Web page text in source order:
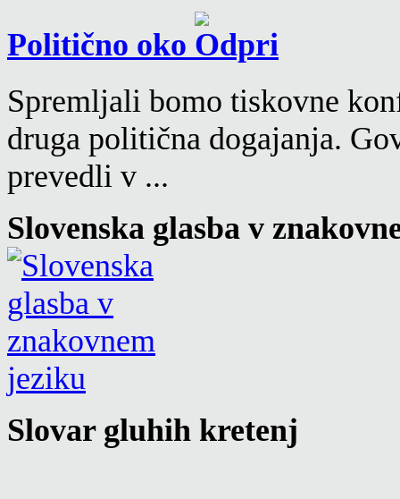
Politično oko
Spremljali bomo tiskovne
druga politična dogajanja.
prevedli v ...
Slovenska glasba v
Slovar gluhih kretenj